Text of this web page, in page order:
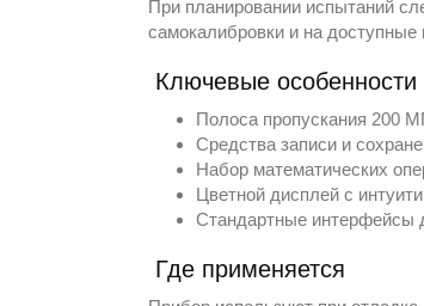
При планировании испытаний
самокалибровки и на
Ключевые особенности
Полоса пропускания 200
Средства записи и
Набор математических
Цветной дисплей с
Стандартные интерфейсы
Где применяется